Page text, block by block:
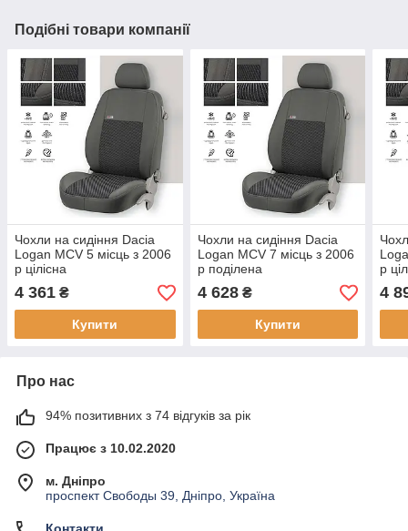
Подібні товари компанії
Чохли на сидіння Dacia
Logan MCV 5 місць з 2006
р цілісна
4 361 ₴
Купити
Чохли на сидіння Dacia
Logan MCV 7 місць з 2006
р поділена
4 628₴
Купити
р
4
Про нас
94% позитивних з 74 відгуків за рік
Працює з 10.02.2020
м. Дніпро
проспект Свободы 39, Дніпро, Україна